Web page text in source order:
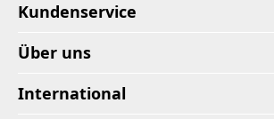
Kundenservice
Über uns
International